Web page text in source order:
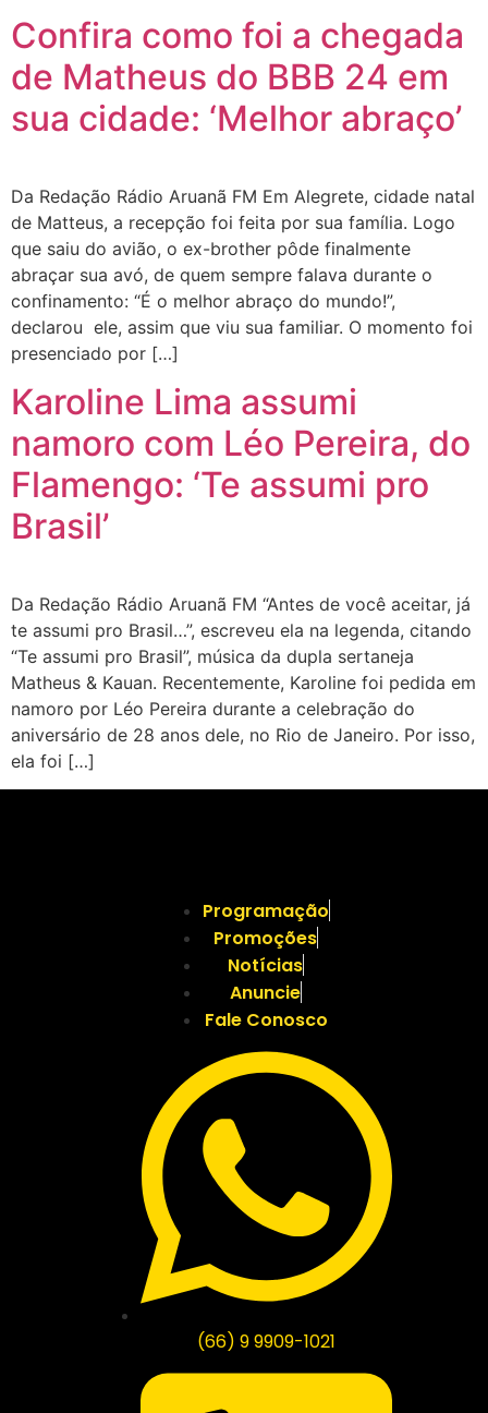
Confira como foi a chegada
de Matheus do BBB 24 em
sua cidade: ‘Melhor abraço’
Da Redação Rádio Aruanã FM Em Alegrete, cidade natal
de Matteus, a recepção foi feita por sua família. Logo
que saiu do avião, o ex-brother pôde finalmente
abraçar sua avó, de quem sempre falava durante o
confinamento: “É o melhor abraço do mundo!”,
declarou ele, assim que viu sua familiar. O momento foi
presenciado por […]
Karoline Lima assumi
namoro com Léo Pereira, do
Flamengo: ‘Te assumi pro
Brasil’
Da Redação Rádio Aruanã FM “Antes de você aceitar, já
te assumi pro Brasil…”, escreveu ela na legenda, citando
“Te assumi pro Brasil”, música da dupla sertaneja
Matheus & Kauan. Recentemente, Karoline foi pedida em
namoro por Léo Pereira durante a celebração do
aniversário de 28 anos dele, no Rio de Janeiro. Por isso,
ela foi […]
Programação
Promoções
Notícias
Anuncie
Fale Conosco
(66) 9 9909-1021